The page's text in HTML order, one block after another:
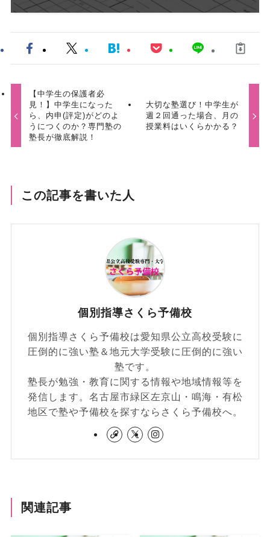
【中学生の保護者必
見！】中学生になった
ら、内申(評定)がどのよ
うにつくのか？専門塾の
塾長が徹底解説！
大切な塾選び！中学生が
週２回通った場合、月の
授業料はいくらかかる？
この記事を書いた人
個別指導さくら予備校
個別指導さくら予備校は愛知県公立高校受験に
圧倒的に強い塾＆地元大学受験に圧倒的に強い
塾です。
塾長が勉強・教育に関する情報や地域情報等を
発信します。名古屋市緑区左京山・鳴海・有松
地区で塾や予備校を探すならさくら予備校へ。
関連記事